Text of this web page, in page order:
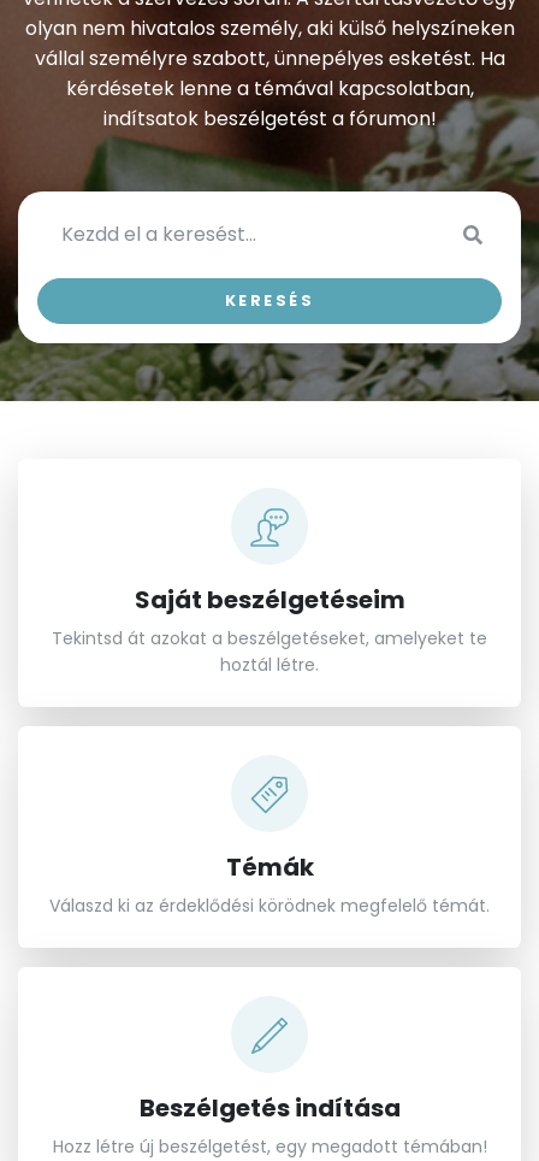
olyan nem hivatalos személy, aki külső helyszíneken
vállal személyre szabott, ünnepélyes esketést. Ha
kérdésetek lenne a témával kapcsolatban,
indítsatok beszélgetést a fórumon!
KERESÉS
Saját beszélgetéseim
Tekintsd át azokat a beszélgetéseket, amelyeket te
hoztál létre.
Témák
Válaszd ki az érdeklődési körödnek megfelelő témát.
Beszélgetés indítása
Hozz létre új beszélgetést, egy megadott témában!